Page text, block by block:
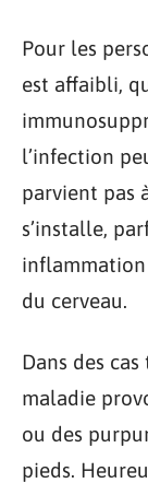
Pour les
est affaibli,
l’infection
parvient pas
s’installe,
du cerveau.
Dans des
maladie
ou des
pieds.